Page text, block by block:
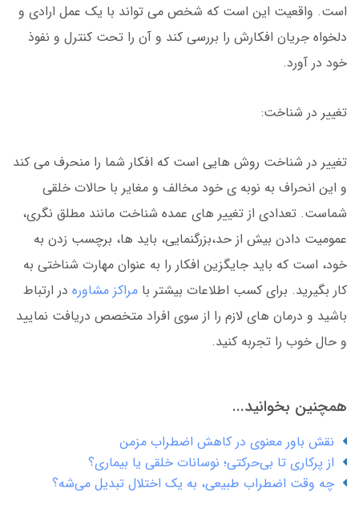
است. واقعیت این است که شخص می تواند با یک عمل ارادی و
دلخواه جریان افکارش را بررسی کند و آن را تحت کنترل و نفوذ
خود در آورد.
تغییر در شناخت:
تغییر در شناخت روش هایی است که افکار شما را منحرف می کند
و این انحراف به نوبه ی خود مخالف و مغایر با حالات خلقی
شماست. تعدادی از تغییر های عمده شناخت مانند مطلق نگری،
عمومیت دادن بیش از حد،بزرگنمایی، باید ها، برچسب زدن به
خود، است که باید جایگزین افکار را به عنوان مهارت شناختی به
کار بگیرید. برای کسب اطلاعات بیشتر با مراکز مشاوره در ارتباط
باشید و درمان های لازم را از سوی افراد متخصص دریافت نمایید
و حال خوب را تجربه کنید.
همچنین بخوانید...
نقش باور معنوی در کاهش اضطراب مزمن
از پرکاری تا بی‌حرکتی؛ نوسانات خلقی یا بیماری؟
چه وقت اضطراب طبیعی، به یک اختلال تبدیل می‌شه؟